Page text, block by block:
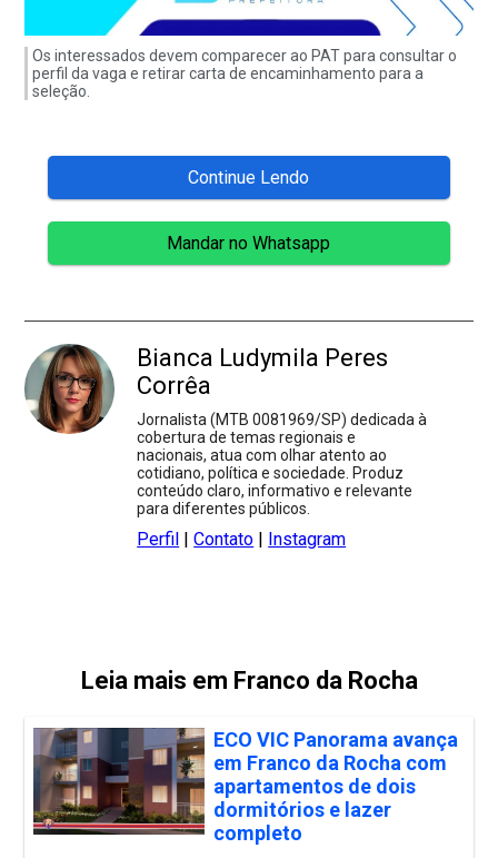
Os interessados devem comparecer ao PAT para consultar o
perfil da vaga e retirar carta de encaminhamento para a
seleção.
Continue Lendo
Mandar no Whatsapp
Bianca Ludymila Peres
Corrêa
Jornalista (MTB 0081969/SP) dedicada à
cobertura de temas regionais e
nacionais, atua com olhar atento ao
cotidiano, política e sociedade. Produz
conteúdo claro, informativo e relevante
para diferentes públicos.
Perfil |Contato Instagram
Leia mais em Franco da Rocha
ECO VIC Panorama avança
em Franco da Rocha com
apartamentos de dois
dormitórios e lazer
completo